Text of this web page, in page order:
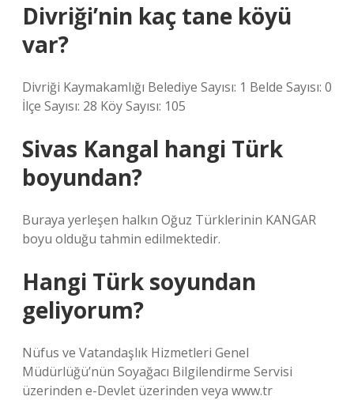
Divriği’nin kaç tane köyü
var?
Divriği Kaymakamlığı Belediye Sayısı: 1 Belde Sayısı: 0
İlçe Sayısı: 28 Köy Sayısı: 105
Sivas Kangal hangi Türk
boyundan?
Buraya yerleşen halkın Oğuz Türklerinin KANGAR
boyu olduğu tahmin edilmektedir.
Hangi Türk soyundan
geliyorum?
Nüfus ve Vatandaşlık Hizmetleri Genel
Müdürlüğü’nün Soyağacı Bilgilendirme Servisi
üzerinden e-Devlet üzerinden veya www.tr